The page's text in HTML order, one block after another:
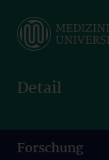
main
Detail
Forschung